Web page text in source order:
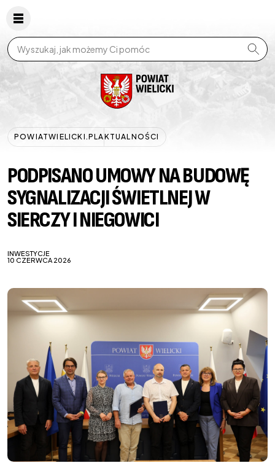
Wpisz szukaną frazę
POWIATWIELICKI.PLAKTUALNOŚCI
PODPISANO UMOWY NA BUDOWĘ
SYGNALIZACJI ŚWIETLNEJ W
SIERCZY I NIEGOWICI
INWESTYCJE
10 CZERWCA 2026